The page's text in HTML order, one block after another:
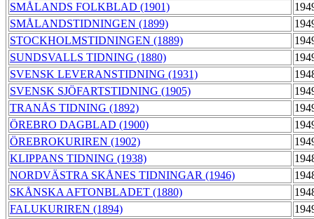
SMÅLANDS FOLKBLAD (1901)
SMÅLANDSTIDNINGEN (1899)
STOCKHOLMSTIDNINGEN (1889)
SUNDSVALLS TIDNING (1880)
SVENSK LEVERANSTIDNING (1931)
SVENSK SJÖFARTSTIDNING (1905)
TRANÅS TIDNING (1892)
ÖREBRO DAGBLAD (1900)
ÖREBROKURIREN (1902)
KLIPPANS TIDNING (1938)
NORDVÄSTRA SKÅNES TIDNINGAR (1946)
SKÅNSKA AFTONBLADET (1880)
FALUKURIREN (1894)